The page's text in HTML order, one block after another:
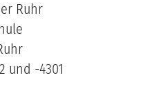
Ruhr
und -4301